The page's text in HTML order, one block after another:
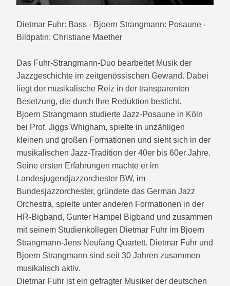
Dietmar Fuhr: Bass - Bjoern Strangmann: Posaune -
Bildpatin: Christiane Maether
Das Fuhr-Strangmann-Duo bearbeitet Musik der
Jazzgeschichte im zeitgenöss­i­schen Gewand. Dabei
liegt der musikalische Reiz in der transparenten
Besetzung, die durch Ihre Reduktion besticht.
Bjoern Strangmann studierte Jazz-Posaune in Köln
bei Prof. Jiggs Whigham, spielte in unzähligen
kleinen und großen Formationen und sieht sich in der
musikalischen Jazz-Tradition der 40er bis 60er Jahre.
Seine ersten Erfahrungen machte er im
Landesjugendjazzorchester BW, im
Bundesjazzorchester, gründete das German Jazz
Orchestra, spielte unter anderen Formationen in der
HR-Bigband, Gunter Hampel Bigband und zusammen
mit seinem Studienkollegen Dietmar Fuhr im Bjoern
Strangmann-Jens Neufang Quartett. Dietmar Fuhr und
Bjoern Strangmann sind seit 30 Jahren zusammen
musikalisch aktiv.
Dietmar Fuhr ist ein gefragter Musiker der deutschen